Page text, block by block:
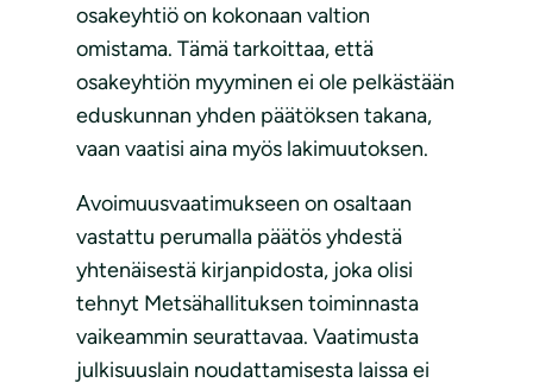
osakeyhtiö on kokonaan valtion
omistama. Tämä tarkoittaa, että
osakeyhtiön myyminen ei ole pelkästään
eduskunnan yhden päätöksen takana,
vaan vaatisi aina myös lakimuutoksen.
Avoimuusvaatimukseen on osaltaan
vastattu perumalla päätös yhdestä
yhtenäisestä kirjanpidosta, joka olisi
tehnyt Metsähallituksen toiminnasta
vaikeammin seurattavaa. Vaatimusta
julkisuuslain noudattamisesta laissa ei